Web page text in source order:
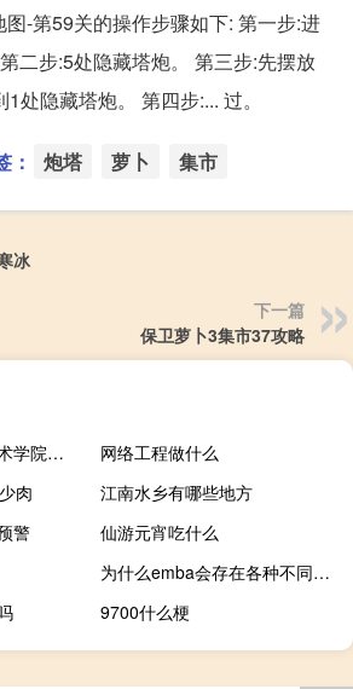
-第59关的操作步骤如下: 第一步:进
二步:5处隐藏塔炮。 第三步:先摆放
处隐藏塔炮。 第四步:... 过。
： 炮塔 萝卜 集市
冰
下一篇
保卫萝卜3集市37攻略
辽宁体育运动职业技术学院专业排名
网络工程做什么
肉
江南水乡有哪些地方
警
仙游元宵吃什么
为什么emba会存在各种不同的研究方向
9700什么梗